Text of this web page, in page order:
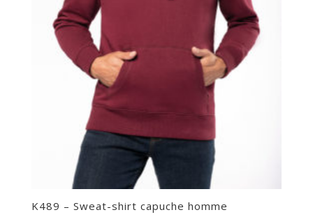
K489 – Sweat-shirt capuche homme